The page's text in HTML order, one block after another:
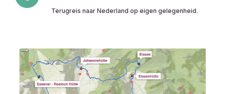
Terugreis naar Nederland op eigen gelegenheid.